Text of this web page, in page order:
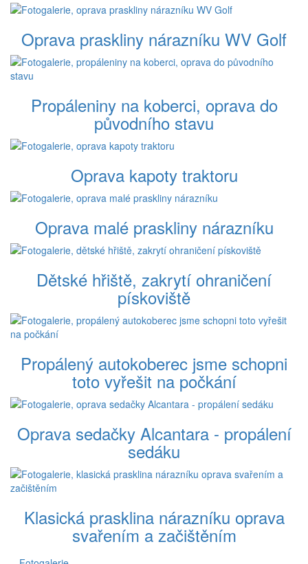
Oprava praskliny nárazníku WV Golf
Propáleniny na koberci, oprava do
původního stavu
Oprava kapoty traktoru
Oprava malé praskliny nárazníku
Dětské hřiště, zakrytí ohraničení
pískoviště
Propálený autokoberec jsme schopni
toto vyřešit na počkání
Oprava sedačky Alcantara - propálení
sedáku
Klasická prasklina nárazníku oprava
svařením a začištěním